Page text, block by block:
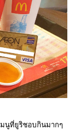
มนูที่ยูริชอบกินมากๆ